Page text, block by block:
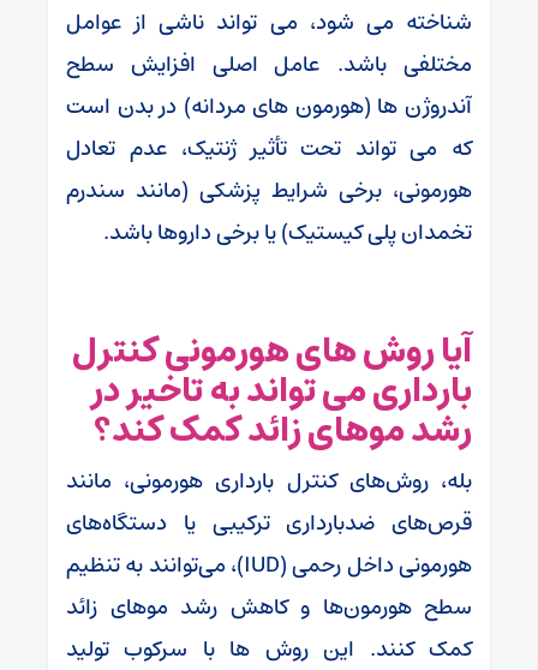
شناخته می شود، می تواند ناشی از عوامل
مختلفی باشد. عامل اصلی افزایش سطح
آندروژن ها (هورمون های مردانه) در بدن است
که می تواند تحت تأثیر ژنتیک، عدم تعادل
هورمونی، برخی شرایط پزشکی (مانند سندرم
تخمدان پلی کیستیک) یا برخی داروها باشد.
آیا روش های هورمونی کنترل
بارداری می تواند به تاخیر در
رشد موهای زائد کمک کند؟
بله، روش‌های کنترل بارداری هورمونی، مانند
قرص‌های ضدبارداری ترکیبی یا دستگاه‌های
هورمونی داخل رحمی (IUD)، می‌توانند به تنظیم
سطح هورمون‌ها و کاهش رشد موهای زائد
کمک کنند. این روش ها با سرکوب تولید